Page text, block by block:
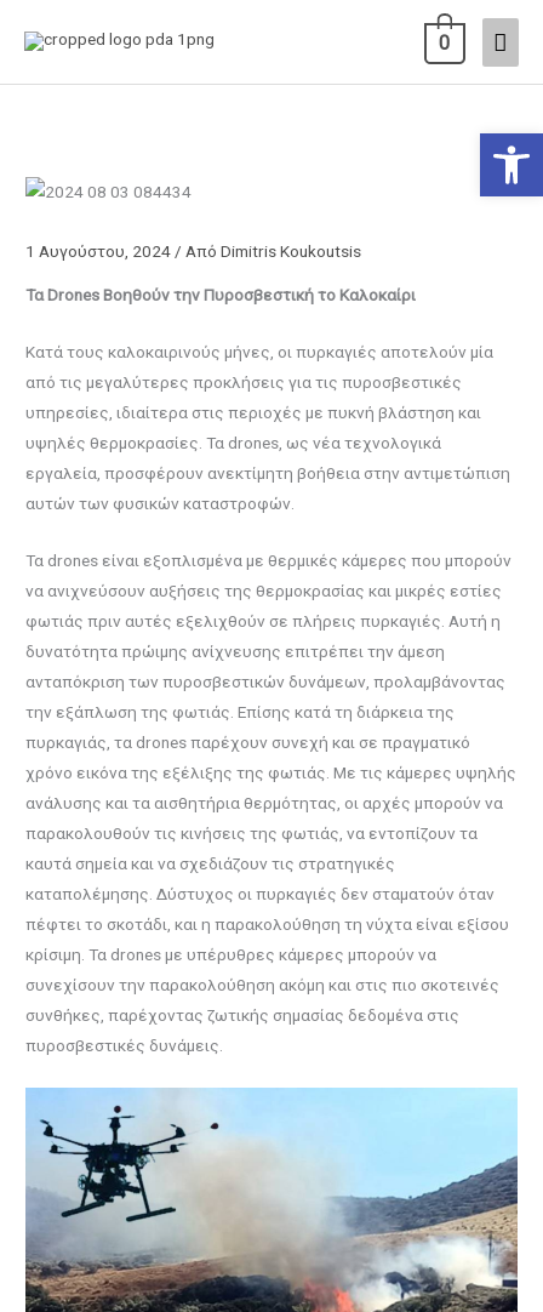
0
1 Αυγούστου, 2024/ ΑπόDimitris Koukoutsis
Τα Drones Βοηθούν την Πυροσβεστική το Καλοκαίρι
Κατά τους καλοκαιρινούς μήνες, οι πυρκαγιές αποτελούν μία
από τις μεγαλύτερες προκλήσεις για τις πυροσβεστικές
υπηρεσίες, ιδιαίτερα στις περιοχές με πυκνή βλάστηση και
υψηλές θερμοκρασίες. Τα drones, ως νέα τεχνολογικά
εργαλεία, προσφέρουν ανεκτίμητη βοήθεια στην αντιμετώπιση
αυτών των φυσικών καταστροφών.
Τα drones είναι εξοπλισμένα με θερμικές κάμερες που μπορούν
να ανιχνεύσουν αυξήσεις της θερμοκρασίας και μικρές εστίες
φωτιάς πριν αυτές εξελιχθούν σε πλήρεις πυρκαγιές. Αυτή η
δυνατότητα πρώιμης ανίχνευσης επιτρέπει την άμεση
ανταπόκριση των πυροσβεστικών δυνάμεων, προλαμβάνοντας
την εξάπλωση της φωτιάς. Επίσης κατά τη διάρκεια της
πυρκαγιάς, τα drones παρέχουν συνεχή και σε πραγματικό
χρόνο εικόνα της εξέλιξης της φωτιάς. Με τις κάμερες υψηλής
ανάλυσης και τα αισθητήρια θερμότητας, οι αρχές μπορούν να
παρακολουθούν τις κινήσεις της φωτιάς, να εντοπίζουν τα
καυτά σημεία και να σχεδιάζουν τις στρατηγικές
καταπολέμησης. Δύστυχος οι πυρκαγιές δεν σταματούν όταν
πέφτει το σκοτάδι, και η παρακολούθηση τη νύχτα είναι εξίσου
κρίσιμη. Τα drones με υπέρυθρες κάμερες μπορούν να
συνεχίσουν την παρακολούθηση ακόμη και στις πιο σκοτεινές
συνθήκες, παρέχοντας ζωτικής σημασίας δεδομένα στις
πυροσβεστικές δυνάμεις.